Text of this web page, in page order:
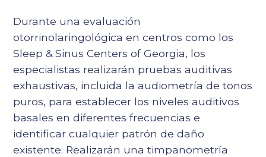
Durante una evaluación
otorrinolaringológica en centros como los
Sleep & Sinus Centers of Georgia, los
especialistas realizarán pruebas auditivas
exhaustivas, incluida la audiometría de tonos
puros, para establecer los niveles auditivos
basales en diferentes frecuencias e
identificar cualquier patrón de daño
existente. Realizarán una timpanometría